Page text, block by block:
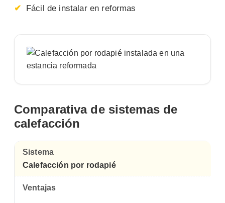
Fácil de instalar en reformas
Comparativa de sistemas de
calefacción
Calefacción por rodapié